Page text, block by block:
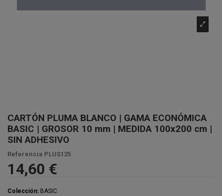
CARTÓN PLUMA BLANCO | GAMA ECONÓMICA
BASIC | GROSOR 10 mm | MEDIDA 100x200 cm |
SIN ADHESIVO
Referencia PLUS125
14,60 €
Colección: BASIC